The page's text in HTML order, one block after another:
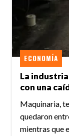
La
con una
ECONOMÍA
Maquinaria,
quedaron
mientras que